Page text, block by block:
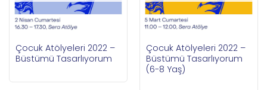
Çocuk Atölyeleri 2022 –
Büstümü Tasarlıyorum
Çocuk Atölyeleri 2022 –
Büstümü Tasarlıyorum
(6-8 Yaş)